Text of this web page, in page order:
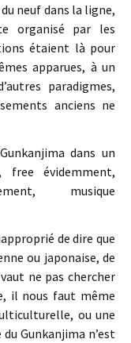
neuf dans la ligne,
organisé par les
étaient là pour
apparues, à un
paradigmes,
anciens ne
dans un
évidemment,
musique
de dire que
ou japonaise, de
ne pas chercher
il nous faut même
ou une
Gunkanjima n’est